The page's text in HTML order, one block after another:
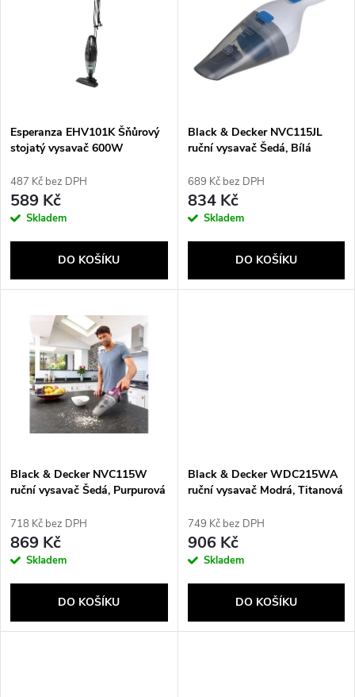
p
r
o
u
s
p
r
o
d
Esperanza EHV101K Šňůrový
stojatý vysavač 600W
487 Kč bez DPH
589 Kč
Skladem
DO KOŠÍKU
Black & Decker NVC115JL
ruční vysavač Šedá, Bílá
689 Kč bez DPH
834 Kč
Skladem
DO KOŠÍKU
Black & Decker NVC115W
ruční vysavač Šedá, Purpurová
718 Kč bez DPH
869 Kč
Skladem
DO KOŠÍKU
Black & Decker WDC215WA
ruční vysavač Modrá, Titanová
749 Kč bez DPH
906 Kč
Skladem
DO KOŠÍKU